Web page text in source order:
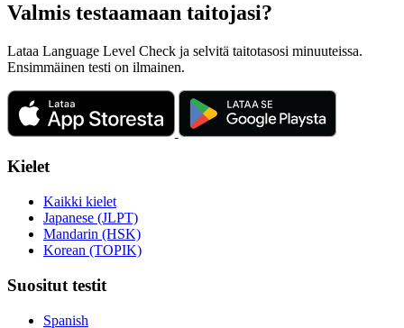
Valmis testaamaan taitojasi?
Lataa Language Level Check ja selvitä taitotasosi minuuteissa.
Ensimmäinen testi on ilmainen.
Kielet
Kaikki kielet
Japanese (JLPT)
Mandarin (HSK)
Korean (TOPIK)
Suositut testit
Spanish